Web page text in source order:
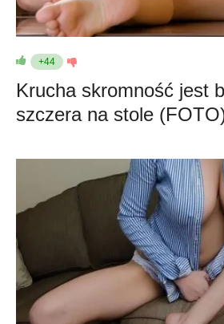
+44
Krucha skromność jest
szczera na stole